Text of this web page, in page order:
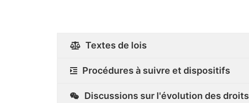
Textes de lois
Procédures à suivre et dispositifs
Discussions sur l'évolution des droits